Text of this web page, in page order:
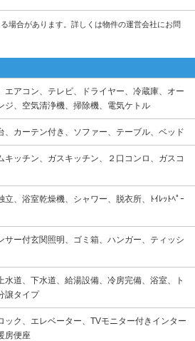
場合があります。詳しくは物件の運営会社にお問
エアコン、テレビ、ドライヤー、冷蔵庫、オー
ジ、空気清浄機、掃除機、電気ケトル
、カーテン付き、ソファー、テーブル、ベッド
キッチン、ガスキッチン、２口コンロ、ガスコ
立、浴室乾燥機、シャワー、脱衣所、ﾄｲﾚｯﾄﾍﾟｰ
サー付玄関照明、ゴミ箱、ハンガー、ティッシ
水道、下水道、給湯設備、冷房完備、浴室、ト
譲タイプ
ック、エレベーター、TVモニター付きインター
房便座